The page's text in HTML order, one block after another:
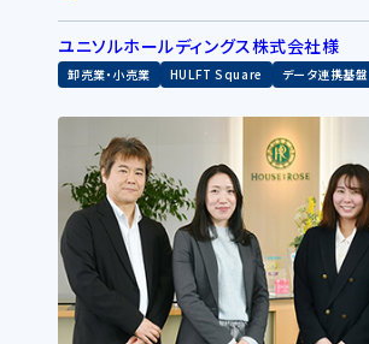
ユニソルホールディングス株式会社様
卸売業・小売業 HULFT Square データ連携基盤